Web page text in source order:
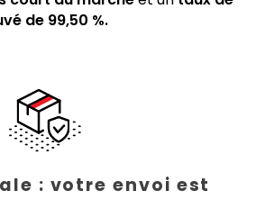
de 99,50 %.
: votre envoi est